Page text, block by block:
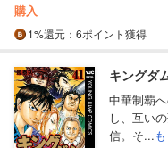
購入
1%還元 ：6ポイント獲得
キングダ
中華制覇
し、互い
信。そ...